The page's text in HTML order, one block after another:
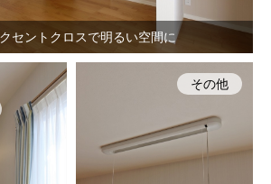
セントクロスで明るい空間に
その他